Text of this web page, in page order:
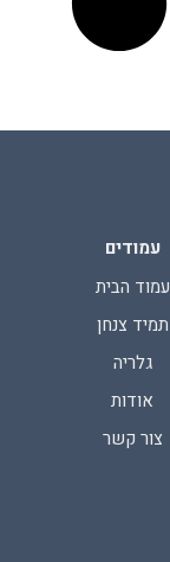
עמודים
עמוד הבית
תמיד צנחן
גלריה
אודות
צור קשר